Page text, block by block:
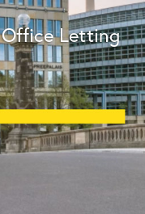
Office Letting